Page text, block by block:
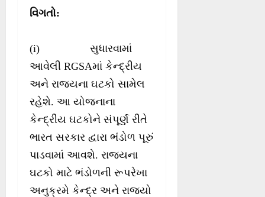
વિગતો:
(i) સુધારવામાં
આવેલી RGSAમાં કેન્દ્રીય
અને રાજ્યના ઘટકો સામેલ
રહેશે. આ યોજનાના
કેન્દ્રીય ઘટકોને સંપૂર્ણ રીતે
ભારત સરકાર દ્વારા ભંડોળ પૂરું
પાડવામાં આવશે. રાજ્યના
ઘટકો માટે ભંડોળની રૂપરેખા
અનુક્રમે કેન્દ્ર અને રાજ્યો